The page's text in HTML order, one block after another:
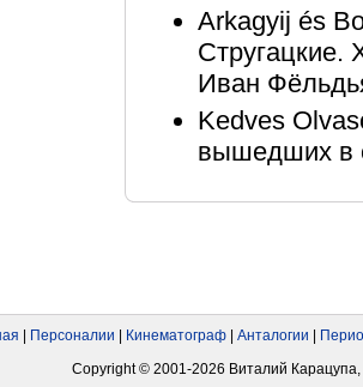
Arkagyij és
Стругацкие.
Иван
Kedves
вышедших в